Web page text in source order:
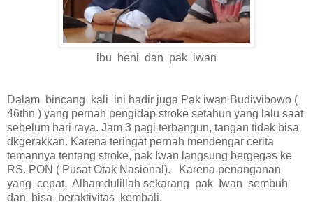
ibu heni dan pak iwan
Dalam bincang kali ini hadir juga Pak iwan Budiwibowo (
46thn ) yang pernah pengidap stroke setahun yang lalu saat
sebelum hari raya. Jam 3 pagi terbangun, tangan tidak bisa
dkgerakkan. Karena teringat pernah mendengar cerita
temannya tentang stroke, pak Iwan langsung bergegas ke
RS. PON ( Pusat Otak Nasional). Karena penanganan
yang cepat, Alhamdulillah sekarang pak Iwan sembuh
dan bisa beraktivitas kembali.